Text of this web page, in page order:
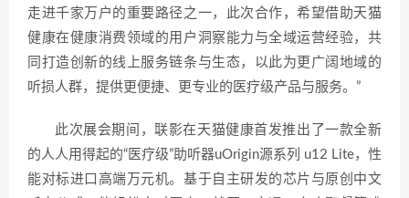
走进千家万户的重要路径之一，此次合作，希望借助天猫
健康在健康消费领域的用户洞察能力与全域运营经验，共
同打造创新的线上服务链条与生态，以此为更广阔地域的
听损人群，提供更便捷、更专业的医疗级产品与服务。”
此次展会期间，联影在天猫健康首发推出了一款全新
的人人用得起的“医疗级”助听器uOrigin源系列 u12 Lite，性
能对标进口高端万元机。基于自主研发的芯片与原创中文